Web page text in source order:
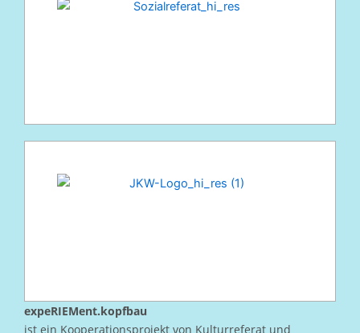
expeRIEMent.kopfbau
ist ein Kooperationsprojekt von Kulturreferat und